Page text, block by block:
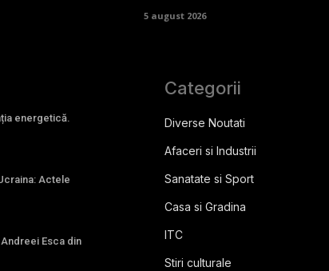
5 august 2026
energetică.
Actele
Esca din
Categorii
Diverse Noutati
Afaceri si Industrii
Sanatate si Sport
Casa si Gradina
ITC
Stiri culturale